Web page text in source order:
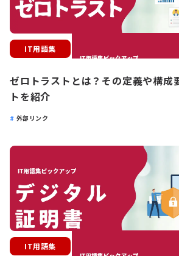
IT用語集
ゼロトラストとは？その定義や構成
トを紹介
外部リンク
IT用語集